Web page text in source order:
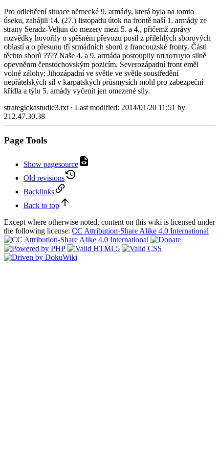
Pro odlehčení situace německé 9. armády, která byla na tomto
úseku, zahájili 14. (27.) listopadu útok na frontě naší 1. armády ze
strany Seradz-Veljun do mezery mezi 5. a 4., přičemž zprávy
rozvědky hovořily o spěšném převozu posil z přilehlých sborových
oblastí a o přesunu tří srmádních sborů z francouzské fronty. Části
těchto sborů ???? Naše 4. a 9. armáda postoupily вплотную silně
opevněnm čenstochovským pozicím. Severozápadní front eměl
volné zálohy; Jihozápadní ve světle ve světle soustředění
nepřátelských sil v karpatských průsmysích mohl pro zabezpeční
křídla a týlu 5. amády vyčenit jen omezené síly.
strategickastudie3.txt · Last modified: 2014/01/20 11:51 by
212.47.30.38
Page Tools
Show pagesource
Old revisions
Backlinks
Back to top
Except where otherwise noted, content on this wiki is licensed under
the following license: CC Attribution-Share Alike 4.0 International